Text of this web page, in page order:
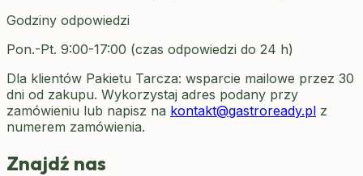
Godziny odpowiedzi
Pon.-Pt. 9:00-17:00 (czas odpowiedzi do 24 h)
Dla klientów Pakietu Tarcza: wsparcie mailowe przez 30
dni od zakupu. Wykorzystaj adres podany przy
zamówieniu lub napisz na kontakt@gastroready.pl z
numerem zamówienia.
Znajdź nas